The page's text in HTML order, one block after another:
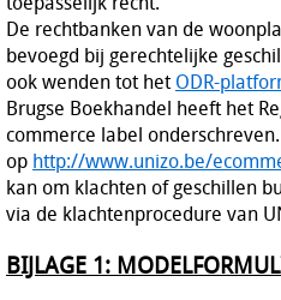
De rechtbanken van de
bevoegd bij gerechtelijke
ook wenden tot hetODR-
Brugse Boekhandel heeft het
commerce label
op http://www.unizo.be/
kan om klachten of geschillen
via de klachtenprocedure van
BIJLAGE 1: